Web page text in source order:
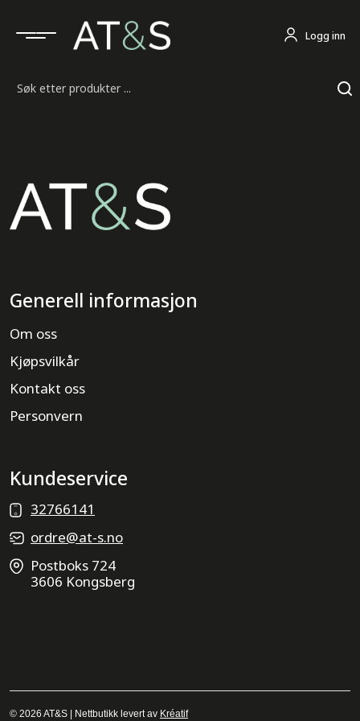
Logg inn
Generell informasjon
Om oss
Kjøpsvilkår
Kontakt oss
Personvern
Kundeservice
32766141
ordre@at-s.no
Postboks 724
3606 Kongsberg
© 2026 AT&S | Nettbutikk levert av Kréatif